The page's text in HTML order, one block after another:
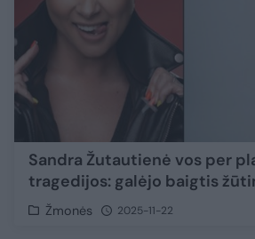
Sandra Žutautienė vos per
tragedijos: galėjo baigtis
Žmonės 2025-11-22